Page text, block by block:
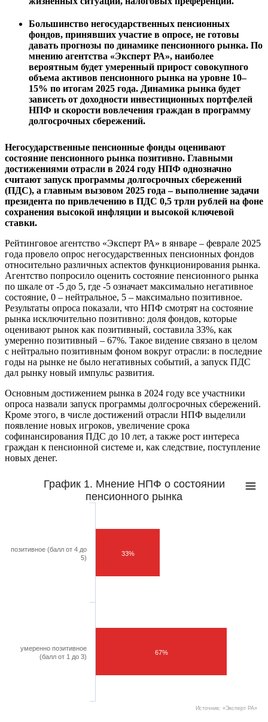
Большинство негосударственных пенсионных
фондов, принявших участие в опросе, не готовы
давать прогнозы по динамике пенсионного рынка. По
мнению агентства «Эксперт РА», наиболее
вероятным будет умеренный прирост совокупного
объема активов пенсионного рынка на уровне 10–
15% по итогам 2025 года. Динамика рынка будет
зависеть от доходности инвестиционных портфелей
НПФ и скорости вовлечения граждан в программу
долгосрочных сбережений.
Негосударственные пенсионные фонды оценивают
состояние пенсионного рынка позитивно. Главными
достижениями отрасли в 2024 году НПФ однозначно
считают запуск программы долгосрочных сбережений
(ПДС), а главным вызовом 2025 года – выполнение задачи
президента по привлечению в ПДС 0,5 трлн рублей на фоне
сохранения высокой инфляции и высокой ключевой
ставки.
Рейтинговое агентство «Эксперт РА» в январе – феврале 2025
года провело опрос негосударственных пенсионных фондов
относительно различных аспектов функционирования рынка.
Агентство попросило оценить состояние пенсионного рынка
по шкале от -5 до 5, где -5 означает максимально негативное
состояние, 0 – нейтральное, 5 – максимально позитивное.
Результаты опроса показали, что НПФ смотрят на состояние
рынка исключительно позитивно: доля фондов, которые
оценивают рынок как позитивный, составила 33%, как
умеренно позитивный – 67%. Такое видение связано в целом
с нейтрально позитивным фоном вокруг отрасли: в последние
годы на рынке не было негативных событий, а запуск ПДС
дал рынку новый импульс развития.
Основным достижением рынка в 2024 году все участники
опроса назвали запуск программы долгосрочных сбережений.
Кроме этого, в числе достижений отрасли НПФ выделили
появление новых игроков, увеличение срока
софинансирования ПДС до 10 лет, а также рост интереса
граждан к пенсионной системе и, как следствие, поступление
новых денег.
График 1. Мнение НПФ о состоянии
пенсионного рынка
33%
67%
позитивное (балл от 4 до
5)
умеренно позитивное
(балл от 1 до 3)
Источник: «Эксперт РА»